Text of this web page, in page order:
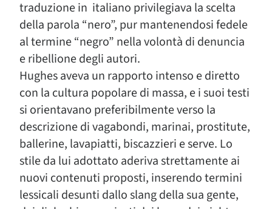
traduzione in italiano privilegiava la scelta
della parola “nero”, pur mantenendosi fedele
al termine “negro” nella volontà di denuncia
e ribellione degli autori.
Hughes aveva un rapporto intenso e diretto
con la cultura popolare di massa, e i suoi testi
si orientavano preferibilmente verso la
descrizione di vagabondi, marinai, prostitute,
ballerine, lavapiatti, biscazzieri e serve. Lo
stile da lui adottato aderiva strettamente ai
nuovi contenuti proposti, inserendo termini
lessicali desunti dallo slang della sua gente,